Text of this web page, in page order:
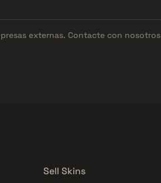
externas. Contacte con nosotros
Sell Skins